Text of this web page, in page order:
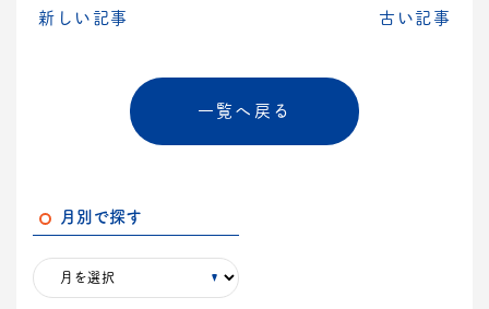
月別で探す
新しい記事
一覧へ戻る
古い記事